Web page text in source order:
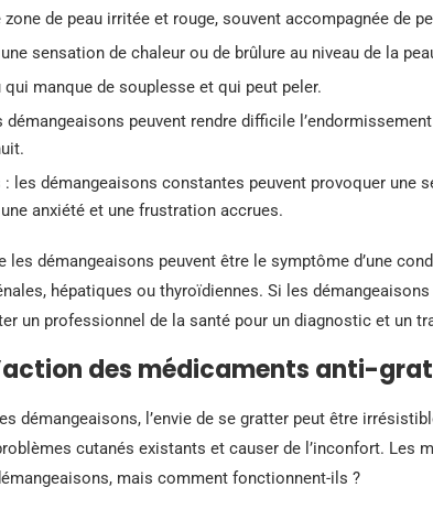
zone de peau irritée et rouge, souvent accompagnée de
sensation de chaleur ou de brûlure au niveau de la
qui manque de souplesse et qui peut peler.
peuvent rendre difficile
les démangeaisons constantes peuvent provoquer une
anxiété et une frustration accrues.
démangeaisons peuvent être le symptôme d’une
hépatiques ou thyroïdiennes. Si les démangeaisons
un professionnel de la santé pour un diagnostic et un
des médicaments anti-
démangeaisons, l’envie de se gratter peut être
cutanés existants et causer de l’inconfort. Les
mais comment fonctionnent-ils ?